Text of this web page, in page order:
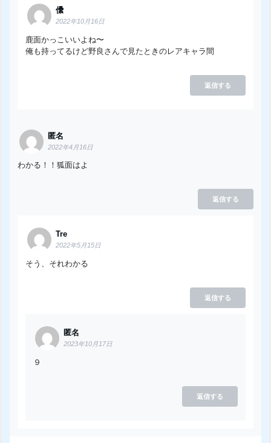
儽
2022年10月16日
鹿面かっこいいよね〜
俺も持ってるけど野良さんで見たときのレアキャラ間
返信する
匿名
2022年4月16日
わかる！！狐面はよ
返信する
Tre
2022年5月15日
そう、それわかる
返信する
匿名
2023年10月17日
９
返信する